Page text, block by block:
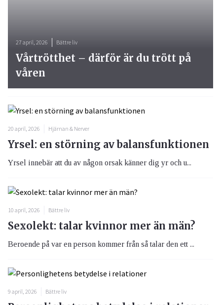
27 april, 2026 Bättre liv
Vårtrötthet – därför är du trött på
våren
20 april, 2026 Hjärnan & Nerver
Yrsel: en störning av balansfunktionen
Yrsel innebär att du av någon orsak känner dig yr och u...
10 april, 2026 Bättre liv
Sexolekt: talar kvinnor mer än män?
Beroende på var en person kommer från så talar den ett ...
9 april, 2026 Bättre liv